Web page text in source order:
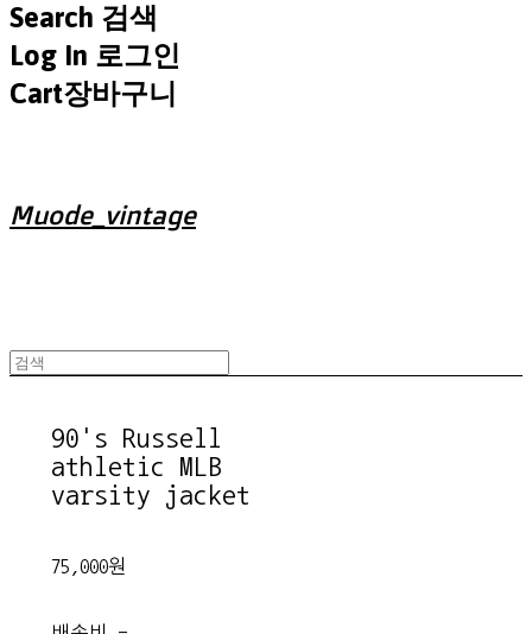
Search 검색
Log In 로그인
Cart장바구니
Muode_vintage
90's Russell
athletic MLB
varsity jacket
75,000원